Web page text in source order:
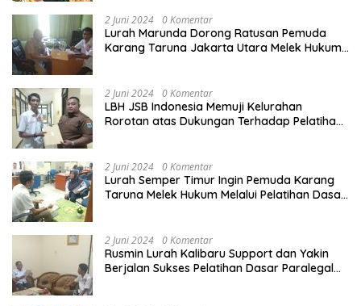
2 Juni 2024 0 Komentar
Lurah Marunda Dorong Ratusan Pemuda
Karang Taruna Jakarta Utara Melek Hukum
2 Juni 2024 0 Komentar
LBH JSB Indonesia Memuji Kelurahan
Rorotan atas Dukungan Terhadap Pelatihan
2 Juni 2024 0 Komentar
Lurah Semper Timur Ingin Pemuda Karang
Taruna Melek Hukum Melalui Pelatihan Dasar
2 Juni 2024 0 Komentar
Rusmin Lurah Kalibaru Support dan Yakin
Berjalan Sukses Pelatihan Dasar Paralegal